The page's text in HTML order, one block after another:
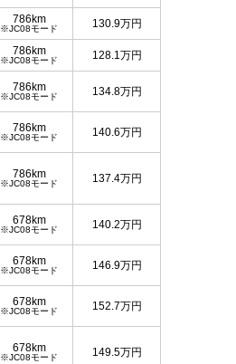
786km
※JC08モード 130.9万円
786km
※JC08モード 128.1万円
786km
※JC08モード 134.8万円
786km
※JC08モード 140.6万円
786km
※JC08モード 137.4万円
678km
※JC08モード 140.2万円
678km
※JC08モード 146.9万円
678km
※JC08モード 152.7万円
678km
※JC08モード 149.5万円